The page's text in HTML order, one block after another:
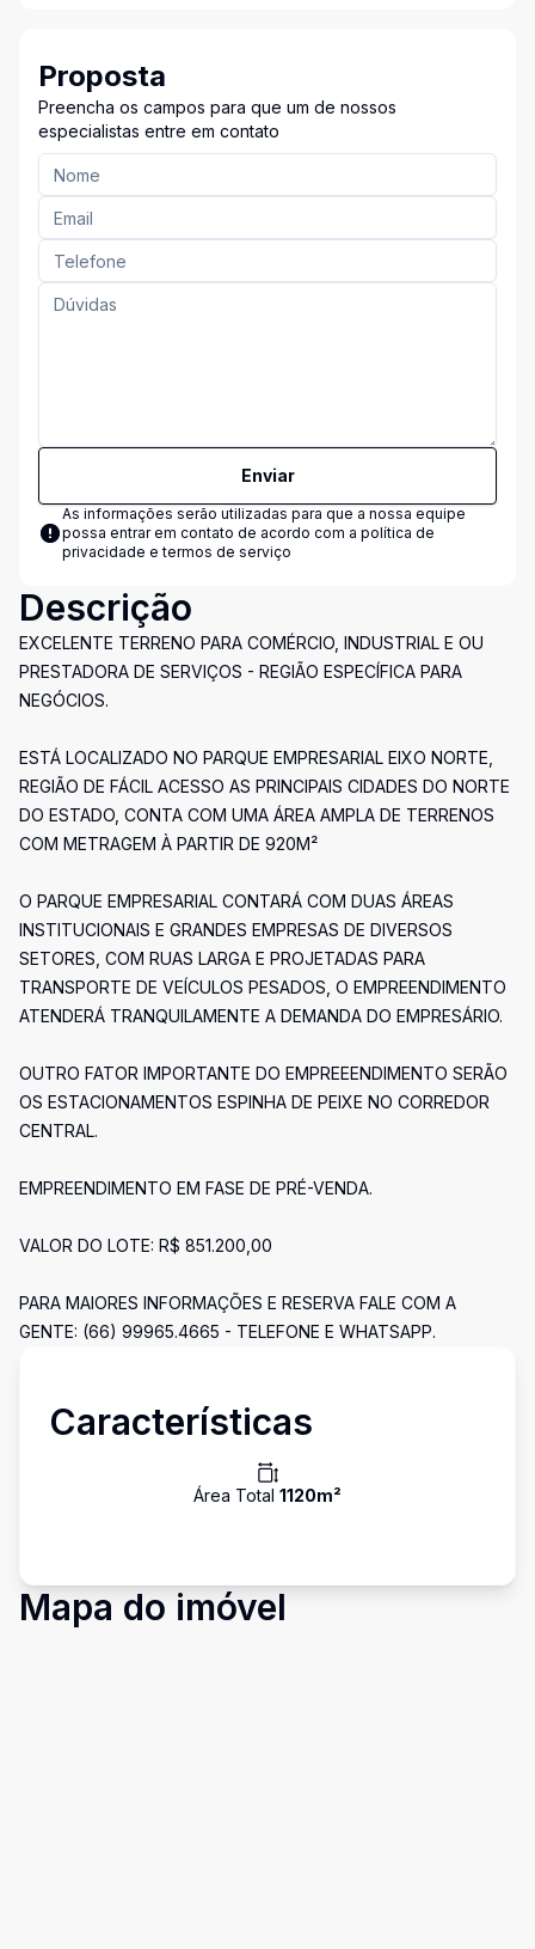
Proposta
Preencha os campos para que um de nossos
especialistas entre em contato
Enviar
As informações serão utilizadas para que a nossa equipe
possa entrar em contato de acordo com a política de
privacidade e termos de serviço
Descrição
EXCELENTE TERRENO PARA COMÉRCIO, INDUSTRIAL E OU
PRESTADORA DE SERVIÇOS - REGIÃO ESPECÍFICA PARA
NEGÓCIOS.
ESTÁ LOCALIZADO NO PARQUE EMPRESARIAL EIXO NORTE,
REGIÃO DE FÁCIL ACESSO AS PRINCIPAIS CIDADES DO NORTE
DO ESTADO, CONTA COM UMA ÁREA AMPLA DE TERRENOS
COM METRAGEM À PARTIR DE 920M²
O PARQUE EMPRESARIAL CONTARÁ COM DUAS ÁREAS
INSTITUCIONAIS E GRANDES EMPRESAS DE DIVERSOS
SETORES, COM RUAS LARGA E PROJETADAS PARA
TRANSPORTE DE VEÍCULOS PESADOS, O EMPREENDIMENTO
ATENDERÁ TRANQUILAMENTE A DEMANDA DO EMPRESÁRIO.
OUTRO FATOR IMPORTANTE DO EMPREEENDIMENTO SERÃO
OS ESTACIONAMENTOS ESPINHA DE PEIXE NO CORREDOR
CENTRAL.
EMPREENDIMENTO EM FASE DE PRÉ-VENDA.
VALOR DO LOTE: R$ 851.200,00
PARA MAIORES INFORMAÇÕES E RESERVA FALE COM A
GENTE: (66) 99965.4665 - TELEFONE E WHATSAPP.
Características
Área Total 1120m²
Mapa do imóvel